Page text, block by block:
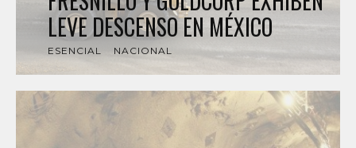
LEVE DESCENSO EN MÉXICO
ESENCIAL NACIONAL